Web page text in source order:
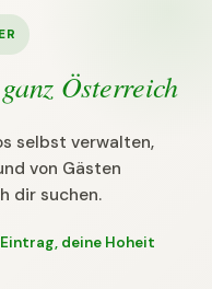
ganz Österreich
selbst verwalten,
von Gästen
dir suchen.
deine Hoheit